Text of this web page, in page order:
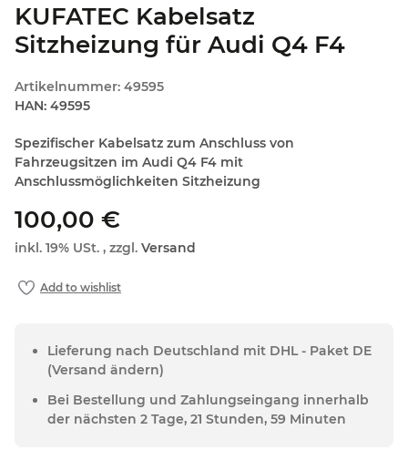
KUFATEC Kabelsatz
Sitzheizung für Audi Q4 F4
Artikelnummer: 49595
HAN: 49595
Spezifischer Kabelsatz zum Anschluss von
Fahrzeugsitzen im Audi Q4 F4 mit
Anschlussmöglichkeiten Sitzheizung
100,00 €
inkl. 19% USt. , zzgl. Versand
Lieferung nach Deutschland mit DHL - Paket DE
(Versand ändern)
Bei Bestellung und Zahlungseingang innerhalb
der nächsten 2 Tage, 21 Stunden, 59 Minuten